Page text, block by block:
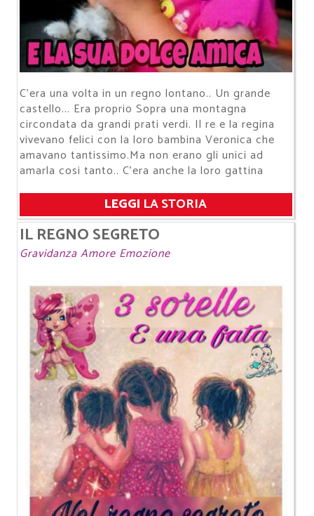
C'era una volta in un regno lontano.. Un grande
castello... Era proprio Sopra una montagna
circondata da grandi prati verdi. Il re e la regina
vivevano felici con la loro bambina Veronica che
amavano tantissimo.Ma non erano gli unici ad
amarla cosi tanto.. C'era anche la loro gattina
LEGGI LA STORIA
IL REGNO SEGRETO
Gravidanza Amore Emozione